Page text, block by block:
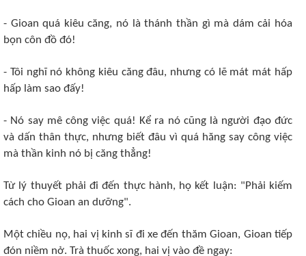
- Gioan quá kiêu căng, nó là thánh thần gì mà dám cải hóa
bọn côn đồ đó!
- Tôi nghĩ nó không kiêu căng đâu, nhưng có lẽ mát mát hấp
hấp làm sao đấy!
- Nó say mê công việc quá! Kể ra nó cũng là người đạo đức
và dấn thân thực, nhưng biết đâu vì quá hăng say công việc
mà thần kinh nó bị căng thẳng!
Từ lý thuyết phải đi đến thực hành, họ kết luận: "Phải kiếm
cách cho Gioan an dưỡng".
Một chiều nọ, hai vị kinh sĩ đi xe đến thăm Gioan, Gioan tiếp
đón niềm nở. Trà thuốc xong, hai vị vào đề ngay: